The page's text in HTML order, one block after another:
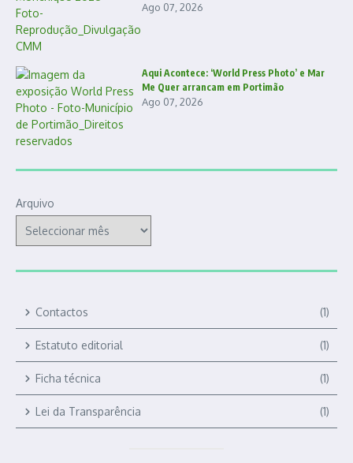
Ago 07, 2026
Aqui Acontece: ‘World Press Photo’ e Mar
Me Quer arrancam em Portimão
Ago 07, 2026
Arquivo
Contactos (1)
Estatuto editorial (1)
Ficha técnica (1)
Lei da Transparência (1)